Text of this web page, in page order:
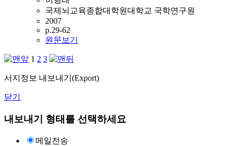
국제뇌교육종합대학원대학교 국학연구원
2007
p.29-62
원문보기
1 2 3
서지정보 내보내기(Export)
닫기
내보내기 형태를 선택하세요
메일전송